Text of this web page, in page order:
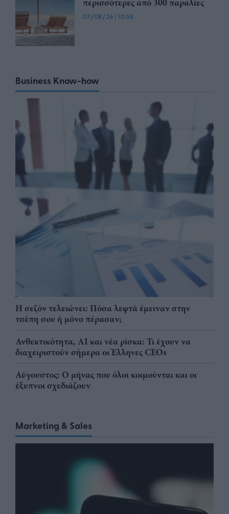
περισσότερες από 300 παραλίες
07/08/26 | 10:58
Business Know-how
Η σεζόν τελειώνει: Πόσα λεφτά έμειναν στην
τσέπη σου ή μόνο πέρασαν;
Ανθεκτικότητα, AI και νέα ρίσκα: Τι έχουν να
διαχειριστούν σήμερα οι Έλληνες CEOs
Αύγουστος: Ο μήνας που όλοι κοιμούνται και οι
έξυπνοι σχεδιάζουν
Marketing & Sales